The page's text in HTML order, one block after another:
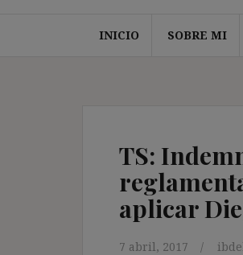
INICIO SOBRE MI
TS:
aplicar
7 abril, 2017